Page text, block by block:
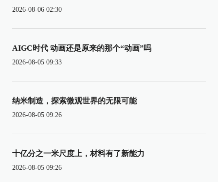
2026-08-06 02:30
AIGC时代 动画还是原来的那个“动画”吗
2026-08-05 09:33
纳米制造，探索微观世界的无限可能
2026-08-05 09:26
十亿分之一米尺度上，材料有了新能力
2026-08-05 09:26